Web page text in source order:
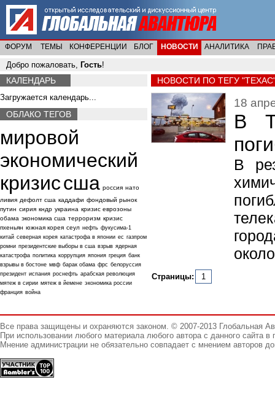
ФОРУМ ТЕМЫ КОНФЕРЕНЦИИ БЛОГ НОВОСТИ АНАЛИТИКА
Добро пожаловать, Гость!
НОВОСТИ ПО ТЕГУ
18
В
В
Страницы: 1
КАЛЕНДАРЬ
Загружается календарь...
ОБЛАКО ТЕГОВ
мировой
экономический
кризиссша россия нато
ливия дефолт сша каддафи фондовый рынок
путин сирия кндр украина кризис еврозоны
обама экономика сша терроризм кризис
пхеньян южная корея сеул нефть фукусима-1
китай северная корея катастрофа в японии ес газпром
ромни президентские выборы в сша взрыв ядерная
катастрофа политика коррупция япония греция банк
взрывы в бостоне мвф барак обама фрс белоруссия
президент испания роснефть арабская революция
мятеж в сирии мятеж в йемене экономика россии
франция война
Все права защищены и охраняются законом. © 2007-2013 Глобальная
При использовании любого материала любого автора с данного сайта
Мнение администрации не обязательно совпадает с мнением авторов